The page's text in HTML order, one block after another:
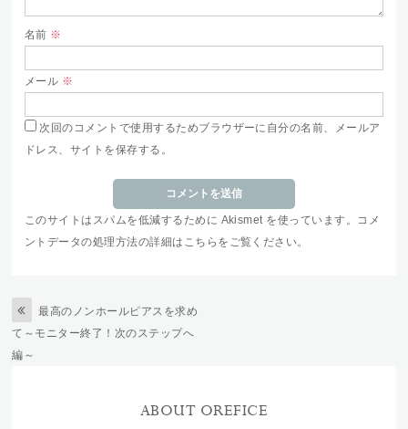
名前 ※
メール ※
次回のコメントで使用するためブラウザーに自分の名前、メールア
ドレス、サイトを保存する。
このサイトはスパムを低減するために Akismet を使っています。
コメ
ントデータの処理方法の詳細はこちらをご覧ください。
最高のノンホールピアスを求め
て～モニター終了！次のステップへ
編～
ABOUT OREFICE